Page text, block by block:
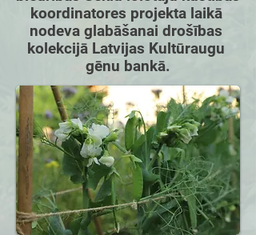
koordinatores projekta laikā
nodeva glabāšanai drošības
kolekcijā Latvijas Kultūraugu
gēnu bankā.